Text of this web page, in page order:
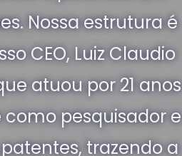
Nossa estrutura é
CEO, Luiz Claudio
atuou por 21 anos
como pesquisador e
trazendo a